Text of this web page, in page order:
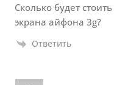
Сколько будет
экрана айфона 3g?
Ответить